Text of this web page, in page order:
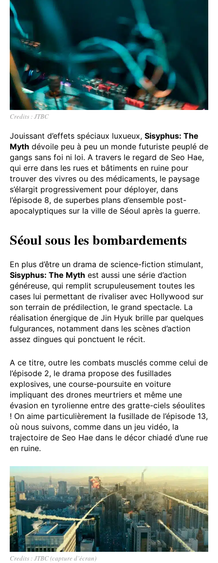
Credits : JTBC
Jouissant d’effets spéciaux luxueux, Sisyphus: The
Myth dévoile peu à peu un monde futuriste peuplé de
gangs sans foi ni loi. A travers le regard de Seo Hae,
qui erre dans les rues et bâtiments en ruine pour
trouver des vivres ou des médicaments, le paysage
s’élargit progressivement pour déployer, dans
l’épisode 8, de superbes plans d’ensemble post-
apocalyptiques sur la ville de Séoul après la guerre.
Séoul sous les bombardements
En plus d’être un drama de science-fiction stimulant,
Sisyphus: The Myth est aussi une série d’action
généreuse, qui remplit scrupuleusement toutes les
cases lui permettant de rivaliser avec Hollywood sur
son terrain de prédilection, le grand spectacle. La
réalisation énergique de Jin Hyuk brille par quelques
fulgurances, notamment dans les scènes d’action
assez dingues qui ponctuent le récit.
A ce titre, outre les combats musclés comme celui de
l’épisode 2, le drama propose des fusillades
explosives, une course-poursuite en voiture
impliquant des drones meurtriers et même une
évasion en tyrolienne entre des gratte-ciels séoulites
! On aime particulièrement la fusillade de l’épisode 13,
où nous suivons, comme dans un jeu vidéo, la
trajectoire de Seo Hae dans le décor chiadé d’une rue
en ruine.
Credits : JTBC (capture d’écran)